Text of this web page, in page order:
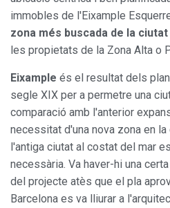
immobles de l'Eixample
zona més buscada de la ciutat
les propietats de la Zona Alta o
Eixample és el resultat dels
segle XIX per a permetre una
comparació amb l'anterior
necessitat d'una nova zona en
l'antiga ciutat al costat del mar
necessària. Va haver-hi una
del projecte atès que el pla
Barcelona es va lliurar a